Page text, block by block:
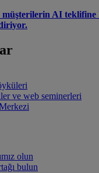
AI teklifine
ve web seminerleri
olun
bulun